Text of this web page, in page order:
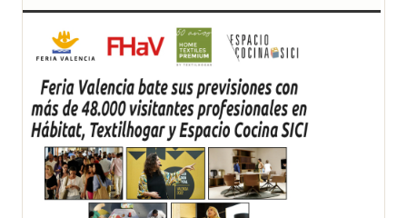
los proyectos de
interiorismo en
los que participa
innovador que
les distingue
de economía
circular y en
su colección
de materiales
con un diseño